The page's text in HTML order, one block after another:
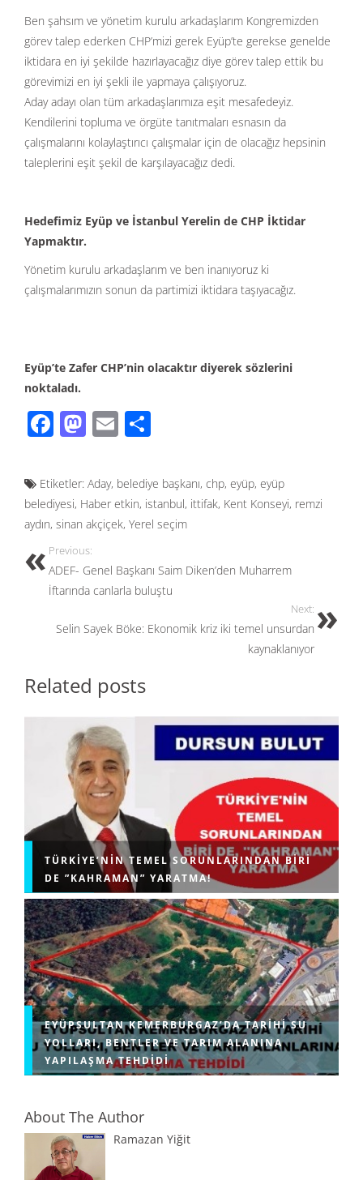
Ben şahsım ve yönetim kurulu arkadaşlarım Kongremizden
görev talep ederken CHP’mizi gerek Eyüp’te gerekse genelde
iktidara en iyi şekilde hazırlayacağız diye görev talep ettik bu
görevimizi en iyi şekli ile yapmaya çalışıyoruz.
Aday adayı olan tüm arkadaşlarımıza eşit mesafedeyiz.
Kendilerini topluma ve örgüte tanıtmaları esnasın da
çalışmalarını kolaylaştırıcı çalışmalar için de olacağız hepsinin
taleplerini eşit şekil de karşılayacağız dedi.
Hedefimiz Eyüp ve İstanbul Yerelin de CHP İktidar
Yapmaktır.
Yönetim kurulu arkadaşlarım ve ben inanıyoruz ki
çalışmalarımızın sonun da partimizi iktidara taşıyacağız.
Eyüp’te Zafer CHP’nin olacaktır diyerek sözlerini
noktaladı.
F
e
b
o
o
k
M
to
d
o
n
E
ail ar
e
Etiketler: Aday, belediye başkanı, chp, eyüp, eyüp
belediyesi, Haber etkin, istanbul, ittifak, Kent Konseyi, remzi
aydın, sinan akçiçek, Yerel seçim
Previous:
ADEF- Genel Başkanı Saim Diken’den Muharrem
İftarında canlarla buluştu
Next:
Selin Sayek Böke: Ekonomik kriz iki temel unsurdan
kaynaklanıyor
Related posts
TÜRKIYE’NIN TEMEL SORUNLARINDAN BIRI
DE ”KAHRAMAN” YARATMA!
EYÜPSULTAN KEMERBURGAZ’DA TARIHI SU
YOLLARI, BENTLER VE TARIM ALANINA
YAPILAŞMA TEHDIDI
About The Author
Ramazan Yiğit